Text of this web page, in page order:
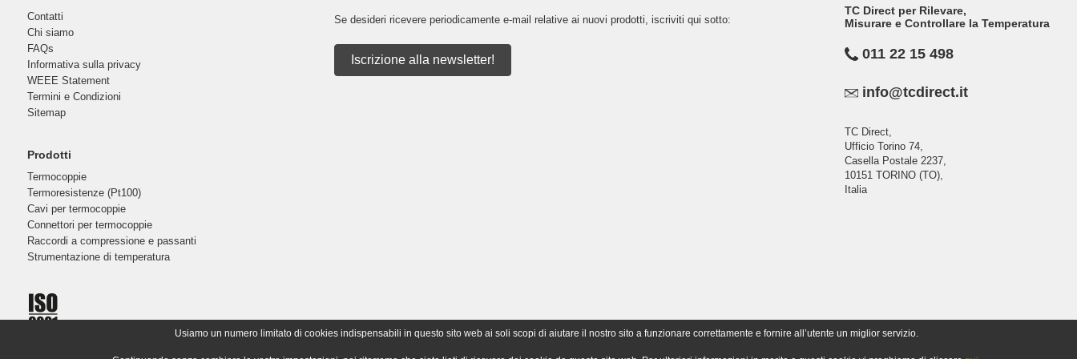
Contatti
Chi siamo
FAQs
Informativa sulla privacy
WEEE Statement
Termini e Condizioni
Sitemap
Prodotti
Termocoppie
Termoresistenze (Pt100)
Cavi per termocoppie
Connettori per termocoppie
Raccordi a compressione e passanti
Strumentazione di temperatura
Se desideri ricevere periodicamente e-mail relative ai nuovi prodotti, iscriviti qui sotto:
Iscrizione alla newsletter!
TC Direct per Rilevare,
Misurare e Controllare la Temperatura
011 22 15 498
info@tcdirect.it
TC Direct,
Ufficio Torino 74,
Casella Postale 2237,
10151 TORINO (TO),
Italia
Usiamo un numero limitato di cookies indispensabili in questo sito web ai soli scopi di aiutare il nostro sito a funzionare correttamente e fornire all’utente un miglior servizio.